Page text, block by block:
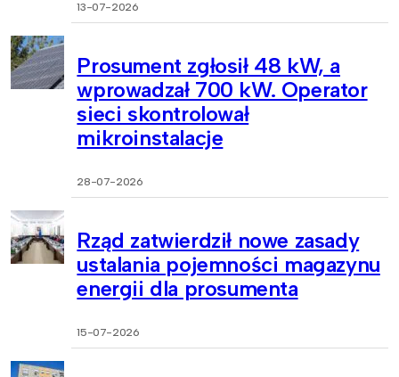
13-07-2026
Prosument zgłosił 48 kW, a
wprowadzał 700 kW. Operator
sieci skontrolował
mikroinstalacje
28-07-2026
Rząd zatwierdził nowe zasady
ustalania pojemności magazynu
energii dla prosumenta
15-07-2026